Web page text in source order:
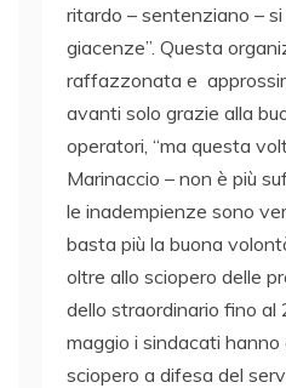
ritardo – sentenziano –
giacenze”. Questa
raffazzonata e
avanti solo grazie alla
operatori, “ma questa
Marinaccio – non è più
le inadempienze sono
basta più la buona
oltre allo sciopero delle
dello straordinario fino al
maggio i sindacati
sciopero a difesa del